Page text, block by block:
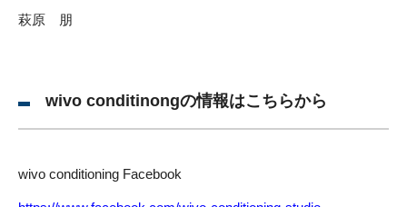
萩原 朋
wivo conditinongの情報はこちらから
wivo conditioning Facebook